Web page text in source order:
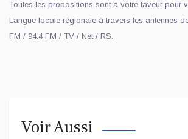
Toutes les propositions sont à votre faveur pour
Langue locale régionale à travers les antennes
FM / 94.4 FM / TV / Net / RS.
Voir Aussi